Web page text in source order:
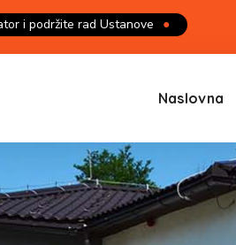
i podržite rad Ustanove ●
Naslovna